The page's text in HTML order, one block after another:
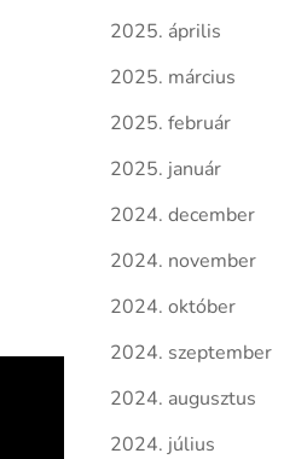
2025. április
2025. március
2025. február
2025. január
2024. december
2024. november
2024. október
2024. szeptember
2024. augusztus
2024. július